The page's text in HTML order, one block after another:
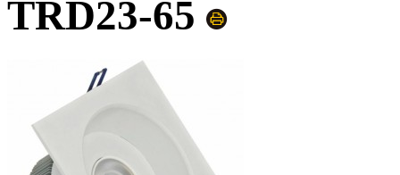
TRD23-65